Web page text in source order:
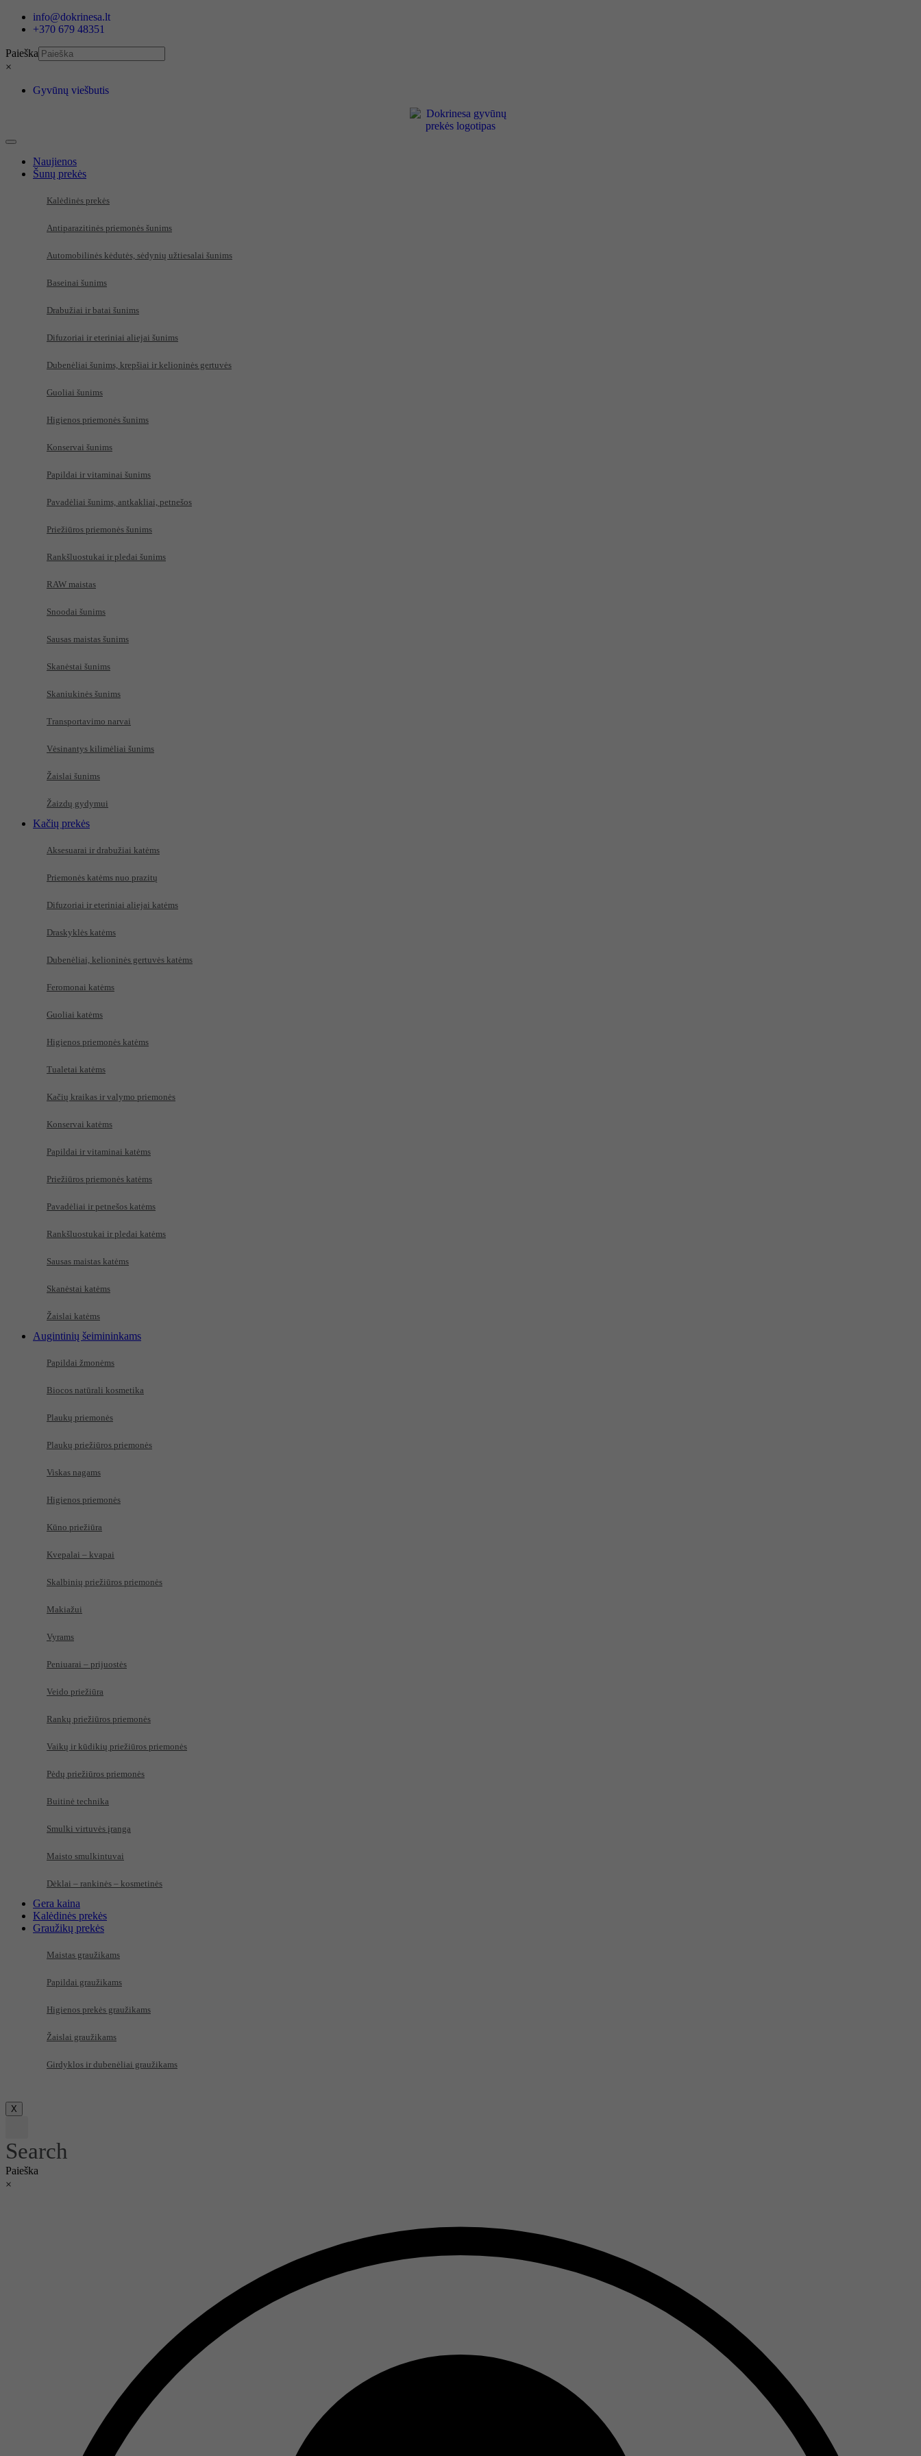
info@dokrinesa.lt
+370 679 48351
Paieška
×
Gyvūnų viešbutis
Naujienos
Šunų prekės
Kalėdinės prekės
Antiparazitinės priemonės šunims
Automobilinės kėdutės, sėdynių užtiesalai šunims
Baseinai šunims
Drabužiai ir batai šunims
Difuzoriai ir eteriniai aliejai šunims
Dubenėliai šunims, krepšiai ir kelioninės gertuvės
Guoliai šunims
Higienos priemonės šunims
Konservai šunims
Papildai ir vitaminai šunims
Pavadėliai šunims, antkakliai, petnešos
Priežiūros priemonės šunims
Rankšluostukai ir pledai šunims
RAW maistas
Snoodai šunims
Sausas maistas šunims
Skanėstai šunims
Skaniukinės šunims
Transportavimo narvai
Vėsinantys kilimėliai šunims
Žaislai šunims
Žaizdų gydymui
Kačių prekės
Aksesuarai ir drabužiai katėms
Priemonės katėms nuo prazitų
Difuzoriai ir eteriniai aliejai katėms
Draskyklės katėms
Dubenėliai, kelioninės gertuvės katėms
Feromonai katėms
Guoliai katėms
Higienos priemonės katėms
Tualetai katėms
Kačių kraikas ir valymo priemonės
Konservai katėms
Papildai ir vitaminai katėms
Priežiūros priemonės katėms
Pavadėliai ir petnešos katėms
Rankšluostukai ir pledai katėms
Sausas maistas katėms
Skanėstai katėms
Žaislai katėms
Augintinių šeimininkams
Papildai žmonėms
Biocos natūrali kosmetika
Plaukų priemonės
Plaukų priežiūros priemonės
Viskas nagams
Higienos priemonės
Kūno priežiūra
Kvepalai – kvapai
Skalbinių priežiūros priemonės
Makiažui
Vyrams
Peniuarai – prijuostės
Veido priežiūra
Rankų priežiūros priemonės
Vaikų ir kūdikių priežiūros priemonės
Pėdų priežiūros priemonės
Buitinė technika
Smulki virtuvės įranga
Maisto smulkintuvai
Dėklai – rankinės – kosmetinės
Gera kaina
Kalėdinės prekės
Graužikų prekės
Maistas graužikams
Papildai graužikams
Higienos prekės graužikams
Žaislai graužikams
Girdyklos ir dubenėliai graužikams
X
Search
Paieška
×